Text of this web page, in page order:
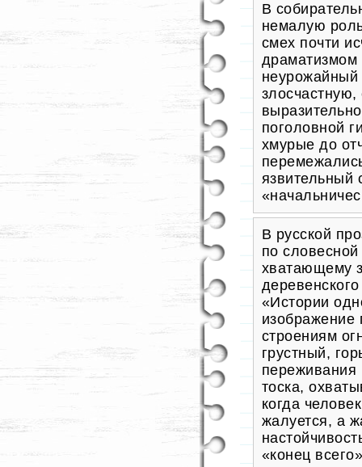
В
немалую
смех почти
драматизмом
неурожайный
злосчастную,
поголовной
хмурые до
язвительный
В русской
по
хватающему
«Истории
изображение
строениям
грустный,
переживания
тоска,
когда
жалуется, а
«конец